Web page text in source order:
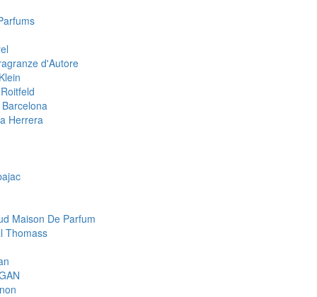
d'Autore
Herrera
Maison De Parfum
Thomass